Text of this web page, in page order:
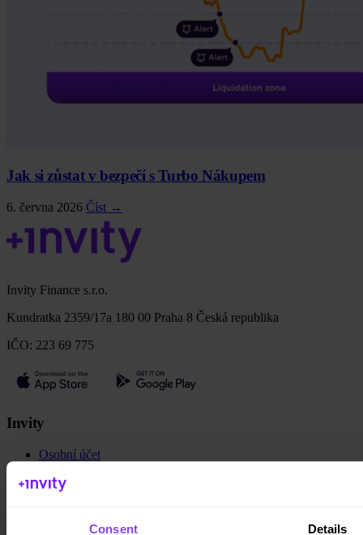
Consent Details
Jak si zůstat v bezpečí s Turbo Nákupem
6. června 2026 Číst →
Invity Finance s.r.o.
Kundratka 2359/17a 180 00 Praha 8 Česká republika
IČO: 223 69 775
Invity
Osobní účet
Cash Out